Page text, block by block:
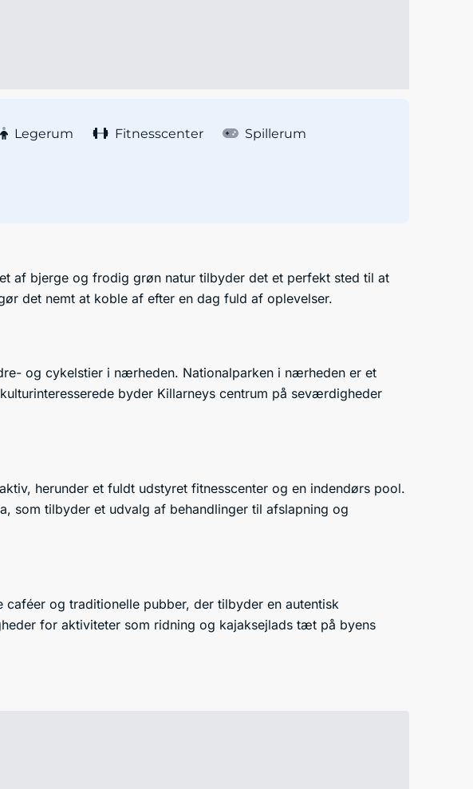
Legerum Fitnesscenter
Spillerum
af bjerge og frodig grøn natur tilbyder det et perfekt sted til at
det nemt at koble af efter en dag fuld af oplevelser.
og cykelstier i nærheden. Nationalparken i nærheden er et
byder Killarneys centrum på seværdigheder
herunder et fuldt udstyret fitnesscenter og en indendørs pool.
som tilbyder et udvalg af behandlinger til afslapning og
caféer og traditionelle pubber, der tilbyder en autentisk
for aktiviteter som ridning og kajaksejlads tæt på byens